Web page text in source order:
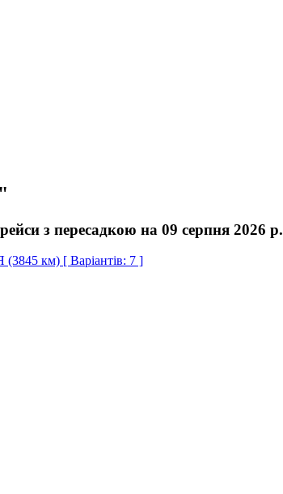
з пересадкою на 09 серпня 2026 р.
км) [ Варіантів: 7 ]